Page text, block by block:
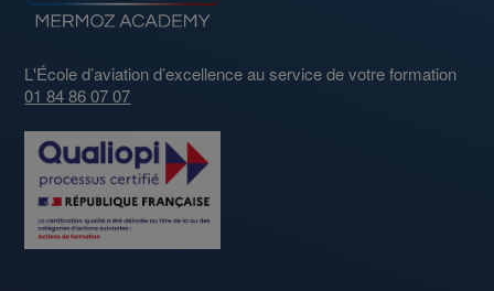
L'École d’aviation d’excellence au service de votre formation
01 84 86 07 07